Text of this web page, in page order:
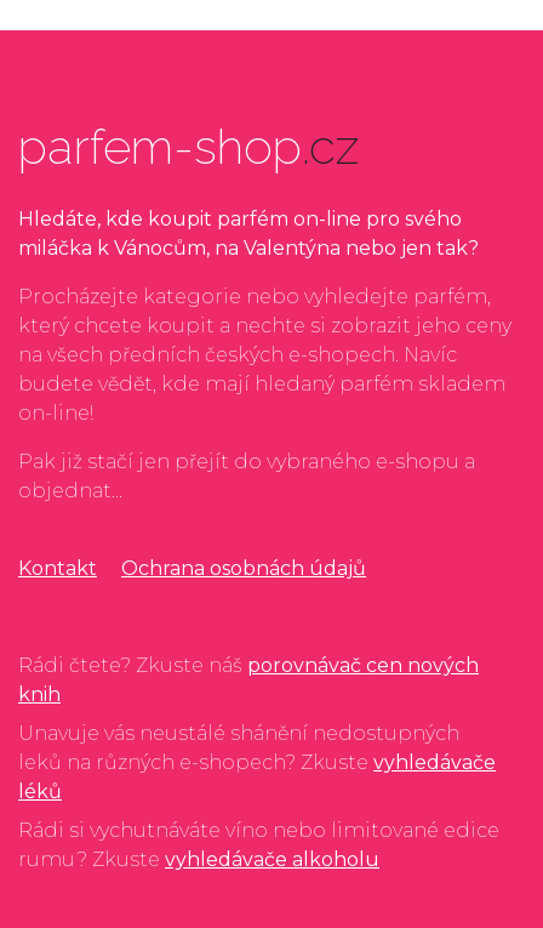
parfem-shop.cz
Hledáte, kde koupit parfém on-line pro svého
miláčka k Vánocům, na Valentýna nebo jen tak?
Procházejte kategorie nebo vyhledejte parfém,
který chcete koupit a nechte si zobrazit jeho ceny
na všech předních českých e-shopech. Navíc
budete vědět, kde mají hledaný parfém skladem
on-line!
Pak již stačí jen přejít do vybraného e-shopu a
objednat...
Kontakt Ochrana osobnách údajů
Rádi čtete? Zkuste náš porovnávač cen nových
knih
Unavuje vás neustálé shánění nedostupných
leků na různých e-shopech? Zkuste vyhledávače
léků
Rádi si vychutnáváte víno nebo limitované edice
rumu? Zkuste vyhledávače alkoholu